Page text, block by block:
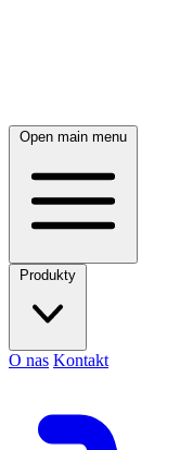
Open main menu
Produkty
O nas Kontakt